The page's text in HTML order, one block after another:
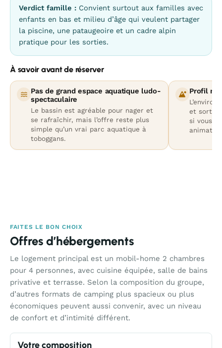
Verdict famille : Convient surtout aux familles avec
enfants en bas et milieu d’âge qui veulent partager
la piscine, une pataugeoire et un cadre alpin
pratique pour les sorties.
À savoir avant de réserver
Pas de grand espace aquatique ludo-
spectaculaire
Le bassin est agréable pour nager et
se rafraîchir, mais l’offre reste plus
simple qu’un vrai parc aquatique à
toboggans.
Profil
et
si vous
FAITES LE BON CHOIX
Offres d’hébergements
Le logement principal est un mobil-home 2 chambres
pour 4 personnes, avec cuisine équipée, salle de bains
privative et terrasse. Selon la composition du groupe,
d’autres formats de camping plus spacieux ou plus
économiques peuvent aussi convenir, avec un niveau
de confort et d’intimité différent.
Votre composition